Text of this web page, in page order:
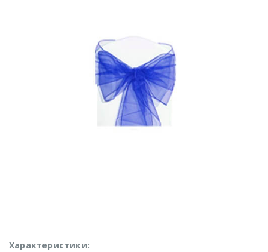
Характеристики: